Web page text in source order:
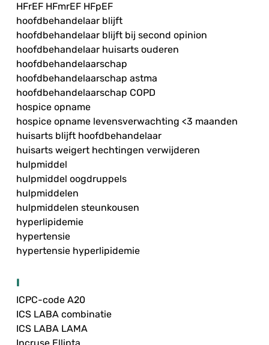
HFrEF HFmrEF HFpEF
hoofdbehandelaar blijft
hoofdbehandelaar blijft bij second opinion
hoofdbehandelaar huisarts ouderen
hoofdbehandelaarschap
hoofdbehandelaarschap astma
hoofdbehandelaarschap COPD
hospice opname
hospice opname levensverwachting <3 maanden
huisarts blijft hoofdbehandelaar
huisarts weigert hechtingen verwijderen
hulpmiddel
hulpmiddel oogdruppels
hulpmiddelen
hulpmiddelen steunkousen
hyperlipidemie
hypertensie
hypertensie hyperlipidemie
I
ICPC-code A20
ICS LABA combinatie
ICS LABA LAMA